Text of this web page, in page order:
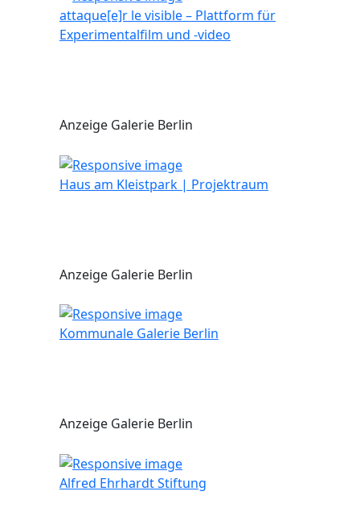
attaque[e]r le visible – Plattform für
Experimentalfilm und -video
Anzeige Galerie Berlin
Haus am Kleistpark | Projektraum
Anzeige Galerie Berlin
Kommunale Galerie Berlin
Anzeige Galerie Berlin
Alfred Ehrhardt Stiftung